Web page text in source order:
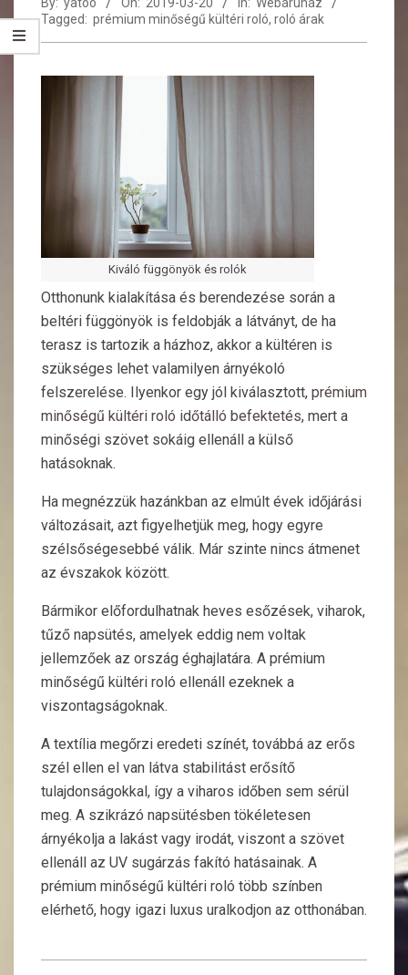
Tagged: prémium minőségű kültéri roló, roló árak
Kiváló függönyök és rolók
Otthonunk kialakítása és berendezése során a
beltéri függönyök is feldobják a látványt, de ha
terasz is tartozik a házhoz, akkor a kültéren is
szükséges lehet valamilyen árnyékoló
felszerelése. Ilyenkor egy jól kiválasztott, prémium
minőségű kültéri roló időtálló befektetés, mert a
minőségi szövet sokáig ellenáll a külső
hatásoknak.
Ha megnézzük hazánkban az elmúlt évek időjárási
változásait, azt figyelhetjük meg, hogy egyre
szélsőségesebbé válik. Már szinte nincs átmenet
az évszakok között.
Bármikor előfordulhatnak heves esőzések, viharok,
tűző napsütés, amelyek eddig nem voltak
jellemzőek az ország éghajlatára. A prémium
minőségű kültéri roló ellenáll ezeknek a
viszontagságoknak.
A textília megőrzi eredeti színét, továbbá az erős
szél ellen el van látva stabilitást erősítő
tulajdonságokkal, így a viharos időben sem sérül
meg. A szikrázó napsütésben tökéletesen
árnyékolja a lakást vagy irodát, viszont a szövet
ellenáll az UV sugárzás fakító hatásainak. A
prémium minőségű kültéri roló több színben
elérhető, hogy igazi luxus uralkodjon az otthonában.